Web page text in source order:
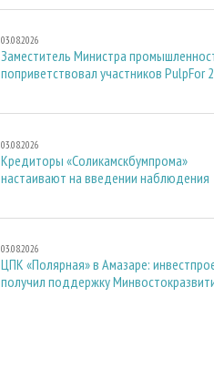
03.08.2026
Заместитель Министра
поприветствовал участников PulpFor
03.08.2026
Кредиторы «Соликамскбумпрома»
настаивают на введении наблюдения
03.08.2026
ЦПК «Полярная» в Амазаре:
получил поддержку